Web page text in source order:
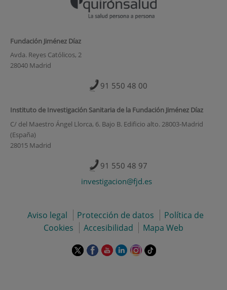
Fundación Jiménez Díaz
Avda. Reyes Católicos, 2
28040 Madrid
91 550 48 00
Instituto de Investigación Sanitaria de la Fundación Jiménez Díaz
C/ del Maestro Ángel Llorca, 6. Bajo B. Edificio alto. 28003-Madrid
(España)
28015 Madrid
91 550 48 97
investigacion@fjd.es
Aviso legal Protección de datos
Política de
Cookies
Accesibilidad Mapa Web
EsteEste EsteEsteEsteEnlace